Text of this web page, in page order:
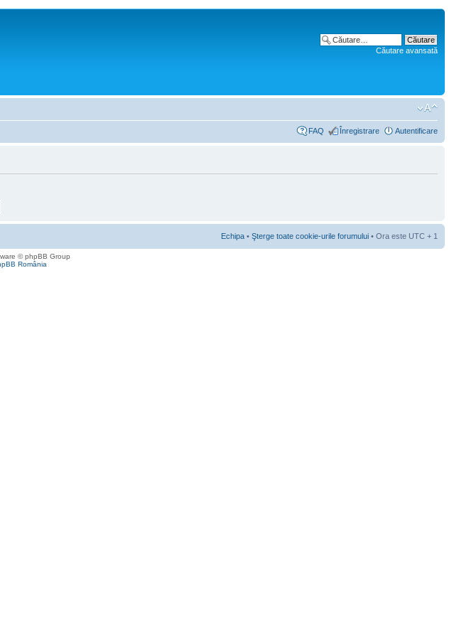
Căutare avansată
FAQ Înregistrare Autentificare
Echipa • Şterge toate cookie-urile forumului • Ora este UTC + 1
© phpBB Group
România